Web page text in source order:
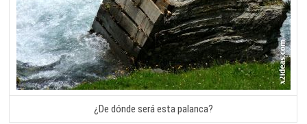
¿De dónde será esta palanca?